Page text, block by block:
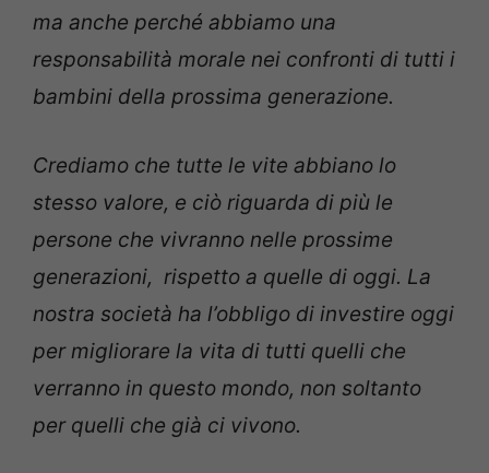
ma anche perché abbiamo una
responsabilità morale nei confronti di tutti i
bambini della prossima generazione.
Crediamo che tutte le vite abbiano lo
stesso valore, e ciò riguarda di più le
persone che vivranno nelle prossime
generazioni, rispetto a quelle di oggi. La
nostra società ha l’obbligo di investire oggi
per migliorare la vita di tutti quelli che
verranno in questo mondo, non soltanto
per quelli che già ci vivono.